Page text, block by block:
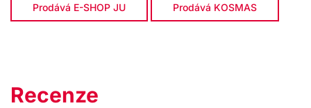
Prodává E-SHOP JU Prodává KOSMAS
Recenze